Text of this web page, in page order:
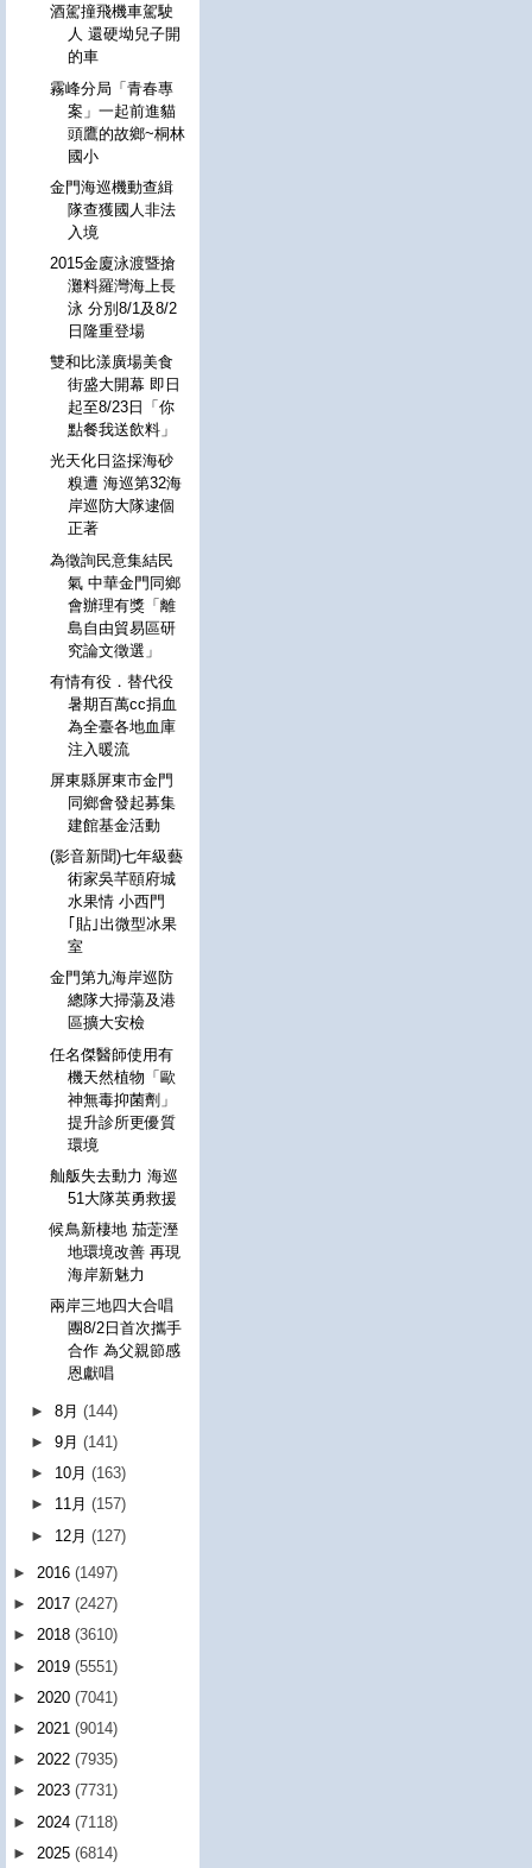
酒駕撞飛機車駕駛
人 還硬坳兒子開
的車
霧峰分局「青春專
案」一起前進貓
頭鷹的故鄉~桐林
國小
金門海巡機動查緝
隊查獲國人非法
入境
2015金廈泳渡暨搶
灘料羅灣海上長
泳 分別8/1及8/2
日隆重登場
雙和比漾廣場美食
街盛大開幕 即日
起至8/23日「你
點餐我送飲料」
光天化日盜採海砂
糗遭 海巡第32海
岸巡防大隊逮個
正著
為徵詢民意集結民
氣 中華金門同鄉
會辦理有獎「離
島自由貿易區研
究論文徵選」
有情有役．替代役
暑期百萬cc捐血
為全臺各地血庫
注入暖流
屏東縣屏東市金門
同鄉會發起募集
建館基金活動
(影音新聞)七年級藝
術家吳芊頤府城
水果情 小西門
｢貼｣出微型冰果
室
金門第九海岸巡防
總隊大掃蕩及港
區擴大安檢
任名傑醫師使用有
機天然植物「歐
神無毒抑菌劑」
提升診所更優質
環境
舢舨失去動力 海巡
51大隊英勇救援
候鳥新棲地 茄萣溼
地環境改善 再現
海岸新魅力
兩岸三地四大合唱
團8/2日首次攜手
合作 為父親節感
恩獻唱
►8月(144)
►9月(141)
► 10月(163)
► 11月(157)
► 12月(127)
► 2016 (1497)
► 2017 (2427)
► 2018 (3610)
► 2019 (5551)
► 2020 (7041)
► 2021 (9014)
► 2022 (7935)
► 2023 (7731)
► 2024 (7118)
► 2025 (6814)